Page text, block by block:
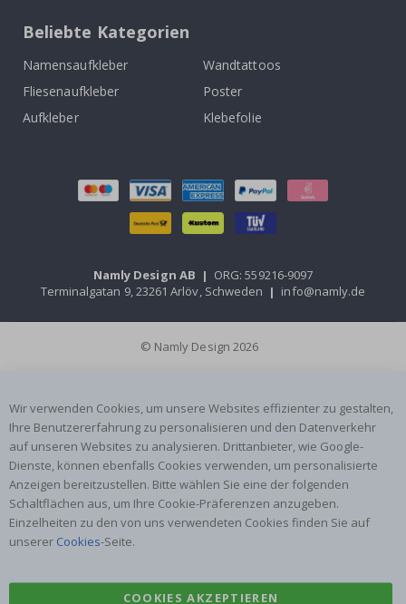
Beliebte Kategorien
Namensaufkleber
Wandtattoos
Fliesenaufkleber
Poster
Aufkleber
Klebefolie
Namly Design AB | ORG: 559216-9097
Terminalgatan 9, 23261 Arlöv, Schweden | info@namly.de
© Namly Design 2026
Wir verwenden Cookies, um unsere Websites effizienter zu gestalten,
Ihre Benutzererfahrung zu personalisieren und den Datenverkehr
auf unseren Websites zu analysieren. Drittanbieter, wie Google-
Dienste, können ebenfalls Cookies verwenden, um personalisierte
Anzeigen bereitzustellen. Bitte wählen Sie eine der folgenden
Schaltflächen aus, um Ihre Cookie-Präferenzen anzugeben.
Einzelheiten zu den von uns verwendeten Cookies finden Sie auf
unserer Cookies-Seite.
COOKIES AKZEPTIEREN